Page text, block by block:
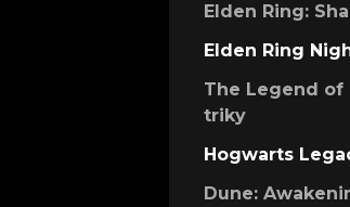
Elden Ring:
Elden Ring
The Legend of
triky
Hogwarts
Dune: